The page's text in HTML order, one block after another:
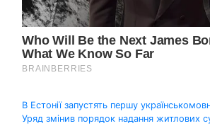
Навігація
В Естонії запустять першу
Уряд змінив порядок надання житлових